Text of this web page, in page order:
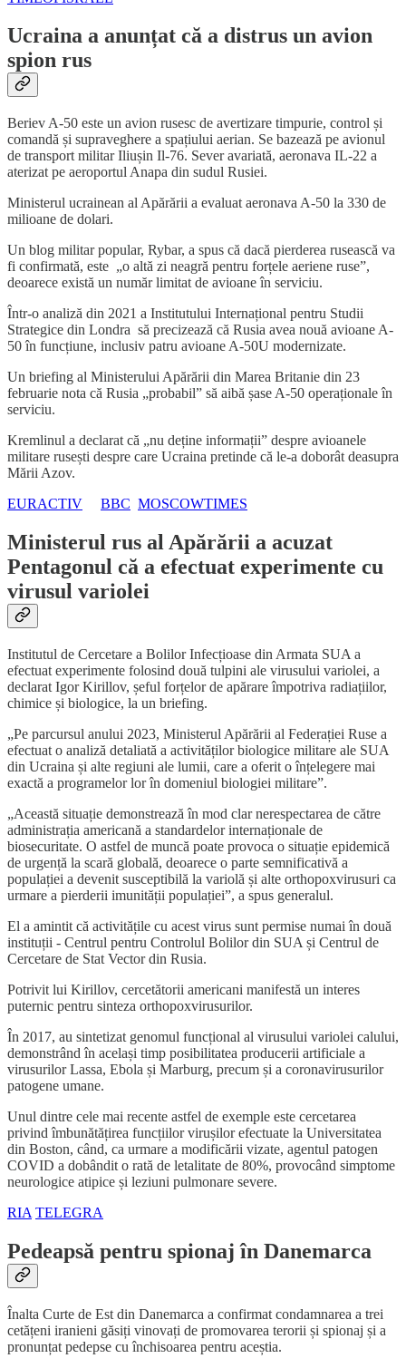
Ucraina a anunțat că a distrus un avion
spion rus
Beriev A-50 este un avion rusesc de avertizare timpurie, control și
comandă și supraveghere a spațiului aerian. Se bazează pe avionul
de transport militar Iliușin Il-76. Sever avariată, aeronava IL-22 a
aterizat pe aeroportul Anapa din sudul Rusiei.
Ministerul ucrainean al Apărării a evaluat aeronava A-50 la 330 de
milioane de dolari.
Un blog militar popular, Rybar, a spus că dacă pierderea rusească va
fi confirmată, este „o altă zi neagră pentru forțele aeriene ruse”,
deoarece există un număr limitat de avioane în serviciu.
Într-o analiză din 2021 a Institutului Internațional pentru Studii
Strategice din Londra să precizează că Rusia avea nouă avioane A-
50 în funcțiune, inclusiv patru avioane A-50U modernizate.
Un briefing al Ministerului Apărării din Marea Britanie din 23
februarie nota că Rusia „probabil” să aibă șase A-50 operaționale în
serviciu.
Kremlinul a declarat că „nu deține informații” despre avioanele
militare rusești despre care Ucraina pretinde că le-a doborât deasupra
Mării Azov.
EURACTIV
BBC MOSCOWTIMES
Ministerul rus al Apărării a acuzat
Pentagonul că a efectuat experimente cu
virusul variolei
Institutul de Cercetare a Bolilor Infecțioase din Armata SUA a
efectuat experimente folosind două tulpini ale virusului variolei, a
declarat Igor Kirillov, șeful forțelor de apărare împotriva radiațiilor,
chimice și biologice, la un briefing.
„Pe parcursul anului 2023, Ministerul Apărării al Federației Ruse a
efectuat o analiză detaliată a activităților biologice militare ale SUA
din Ucraina și alte regiuni ale lumii, care a oferit o înțelegere mai
exactă a programelor lor în domeniul biologiei militare”.
„Această situație demonstrează în mod clar nerespectarea de către
administrația americană a standardelor internaționale de
biosecuritate. O astfel de muncă poate provoca o situație epidemică
de urgență la scară globală, deoarece o parte semnificativă a
populației a devenit susceptibilă la variolă și alte orthopoxvirusuri ca
urmare a pierderii imunității populației”, a spus generalul.
El a amintit că activitățile cu acest virus sunt permise numai în două
instituții - Centrul pentru Controlul Bolilor din SUA și Centrul de
Cercetare de Stat Vector din Rusia.
Potrivit lui Kirillov, cercetătorii americani manifestă un interes
puternic pentru sinteza orthopoxvirusurilor.
În 2017, au sintetizat genomul funcțional al virusului variolei calului,
demonstrând în același timp posibilitatea producerii artificiale a
virusurilor Lassa, Ebola și Marburg, precum și a coronavirusurilor
patogene umane.
Unul dintre cele mai recente astfel de exemple este cercetarea
privind îmbunătățirea funcțiilor virușilor efectuate la Universitatea
din Boston, când, ca urmare a modificării vizate, agentul patogen
COVID a dobândit o rată de letalitate de 80%, provocând simptome
neurologice atipice și leziuni pulmonare severe.
RIA TELEGRA
Pedeapsă pentru spionaj în Danemarca
Înalta Curte de Est din Danemarca a confirmat condamnarea a trei
cetățeni iranieni găsiți vinovați de promovarea terorii și spionaj și a
pronunțat pedepse cu închisoarea pentru aceștia.